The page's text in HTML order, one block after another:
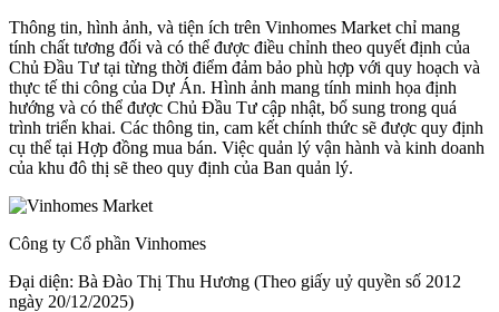
Thông tin, hình ảnh, và tiện ích trên Vinhomes Market chỉ mang
tính chất tương đối và có thể được điều chỉnh theo quyết định của
Chủ Đầu Tư tại từng thời điểm đảm bảo phù hợp với quy hoạch và
thực tế thi công của Dự Án. Hình ảnh mang tính minh họa định
hướng và có thể được Chủ Đầu Tư cập nhật, bổ sung trong quá
trình triển khai. Các thông tin, cam kết chính thức sẽ được quy định
cụ thể tại Hợp đồng mua bán. Việc quản lý vận hành và kinh doanh
của khu đô thị sẽ theo quy định của Ban quản lý.
Công ty Cổ phần Vinhomes
Đại diện: Bà Đào Thị Thu Hương (Theo giấy uỷ quyền số 2012
ngày 20/12/2025)